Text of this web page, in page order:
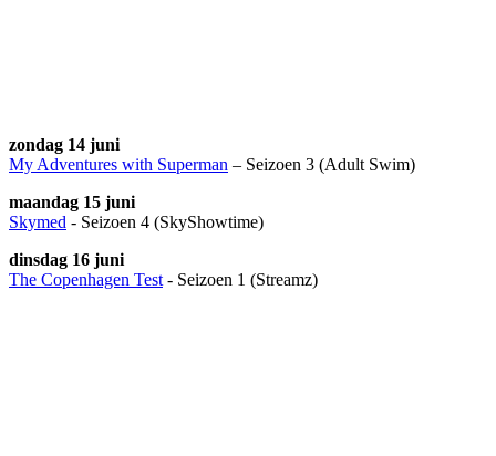
zondag 14 juni
My Adventures with Superman – Seizoen 3 (Adult Swim)
maandag 15 juni
Skymed - Seizoen 4 (SkyShowtime)
dinsdag 16 juni
The Copenhagen Test - Seizoen 1 (Streamz)